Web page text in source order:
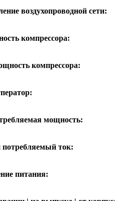
воздухопроводной сети:
компрессора:
компрессора:
мощность:
ток:
питания: